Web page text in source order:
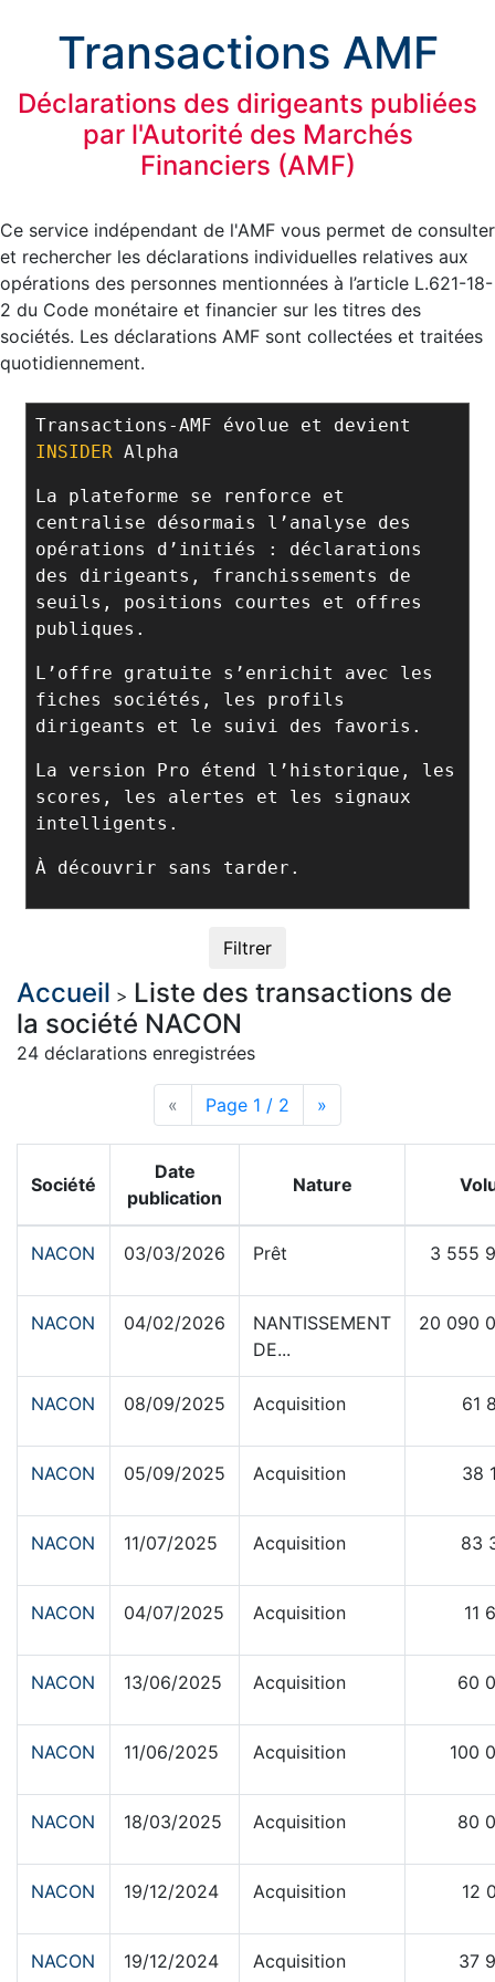
Transactions AMF
Déclarations des dirigeants publiées
par l'Autorité des Marchés
Financiers (AMF)
Ce service indépendant de l'AMF vous permet de consulter
et rechercher les déclarations individuelles relatives aux
opérations des personnes mentionnées à l’article L.621-18-
2 du Code monétaire et financier sur les titres des
sociétés. Les déclarations AMF sont collectées et traitées
quotidiennement.
Transactions-AMF évolue et devient
INSIDER Alpha
La plateforme se renforce et
centralise désormais l’analyse des
opérations d’initiés : déclarations
des dirigeants, franchissements de
seuils, positions courtes et offres
publiques.
L’offre gratuite s’enrichit avec les
fiches sociétés, les profils
dirigeants et le suivi des favoris.
La version Pro étend l’historique, les
scores, les alertes et les signaux
intelligents.
À découvrir sans tarder.
Filtrer
Accueil > Liste des transactions de
la société NACON
24 déclarations enregistrées
« Page précédente
Page 1 / 2 Page suivante
»
Société
Date
publication
Nature
NACON 03/03/2026 Prêt 3 555
NACON 04/02/2026
NANTISSEMENT
DE...
20 090
NACON 08/09/2025 Acquisition 61
NACON 05/09/2025 Acquisition 38
NACON 11/07/2025 Acquisition 83
NACON 04/07/2025 Acquisition 11
NACON 13/06/2025 Acquisition 60
NACON 11/06/2025 Acquisition 100
NACON 18/03/2025 Acquisition 80
NACON 19/12/2024 Acquisition 12
NACON 19/12/2024 Acquisition 37